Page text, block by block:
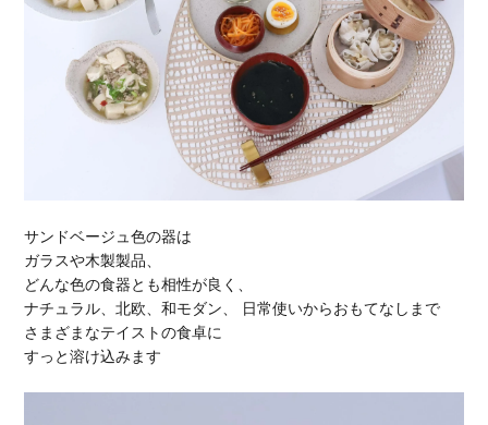
サンドベージュ色の器は
ガラスや木製製品、
どんな色の食器とも相性が良く、
ナチュラル、北欧、和モダン、 日常使いからおもてなしまで
さまざまなテイストの食卓に
すっと溶け込みます